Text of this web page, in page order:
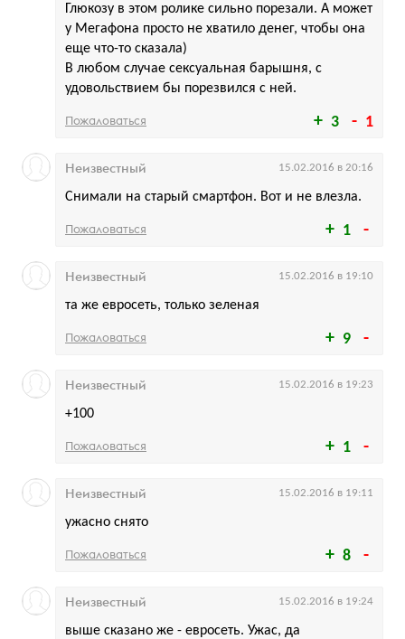
3 1
Глюкозу в этом ролике сильно порезали. А может
у Мегафона просто не хватило денег, чтобы она
еще что-то сказала)
В любом случае сексуальная барышня, с
удовольствием бы порезвился с ней.
Пожаловаться
1
Снимали на старый смартфон. Вот и не влезла.
Неизвестный 15.02.2016 в 20:16
Пожаловаться
9
та же евросеть, только зеленая
Неизвестный 15.02.2016 в 19:10
Пожаловаться
1
+100
Неизвестный 15.02.2016 в 19:23
Пожаловаться
8
ужасно снято
Неизвестный 15.02.2016 в 19:11
Пожаловаться
выше сказано же - евросеть. Ужас, да
Неизвестный 15.02.2016 в 19:24